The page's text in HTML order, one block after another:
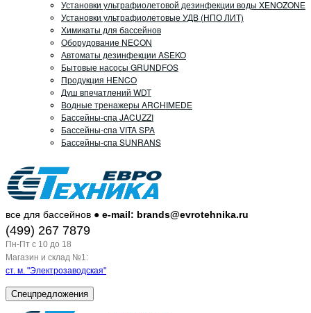
Установки ультрафиолетовой дезинфекции воды XENOZONE
Установки ультрафиолетовые УДВ (НПО ЛИТ)
Химикаты для бассейнов
Оборудование NECON
Автоматы дезинфекции ASEKO
Бытовые насосы GRUNDFOS
Продукция HENCO
Душ впечатлений WDT
Водные тренажеры ARCHIMEDE
Бассейны-спа JACUZZI
Бассейны-спа VITA SPA
Бассейны-спа SUNRANS
все для бассейнов ● e-mail: brands@evrotehnika.ru
(499) 267 7879
Пн-Пт c 10 до 18
Магазин и склад №1:
ст. м. "Электрозаводская"
Спецпредложения